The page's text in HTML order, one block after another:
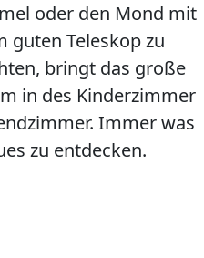
oder den Mond mit
guten Teleskop zu
bringt das große
in des Kinderzimmer
Immer was
zu entdecken.